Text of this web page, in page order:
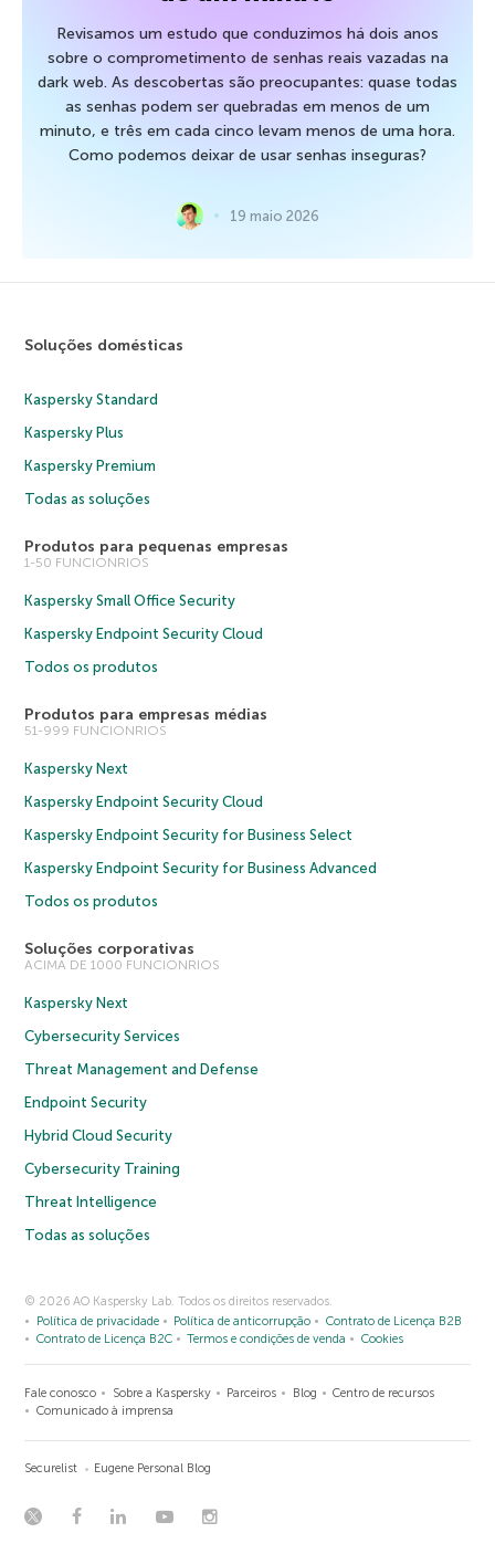
Revisamos um estudo que conduzimos há dois anos
sobre o comprometimento de senhas reais vazadas na
dark web. As descobertas são preocupantes: quase todas
as senhas podem ser quebradas em menos de um
minuto, e três em cada cinco levam menos de uma hora.
Como podemos deixar de usar senhas inseguras?
19 maio 2026
Soluções domésticas
Kaspersky Standard
Kaspersky Plus
Kaspersky Premium
Todas as soluções
Produtos para pequenas empresas
1-50 FUNCIONRIOS
Kaspersky Small Office Security
Kaspersky Endpoint Security Cloud
Todos os produtos
Produtos para empresas médias
51-999 FUNCIONRIOS
Kaspersky Next
Kaspersky Endpoint Security Cloud
Kaspersky Endpoint Security for Business Select
Kaspersky Endpoint Security for Business Advanced
Todos os produtos
Soluções corporativas
ACIMA DE 1000 FUNCIONRIOS
Kaspersky Next
Cybersecurity Services
Threat Management and Defense
Endpoint Security
Hybrid Cloud Security
Cybersecurity Training
Threat Intelligence
Todas as soluções
© 2026 AO Kaspersky Lab. Todos os direitos reservados.
Política de privacidade
Política de anticorrupção
Contrato de Licença B2B
Contrato de Licença B2C
Termos e condições de venda Cookies
Fale conosco Sobre a Kaspersky Parceiros Blog
Centro de recursos
Comunicado à imprensa
Securelist Eugene Personal Blog